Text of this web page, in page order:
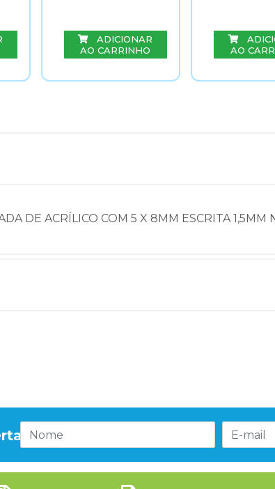
ADICIONAR
AO CARRINHO
AO
DE ACRÍLICO COM 5 X 8MM ESCRITA 1,5MM